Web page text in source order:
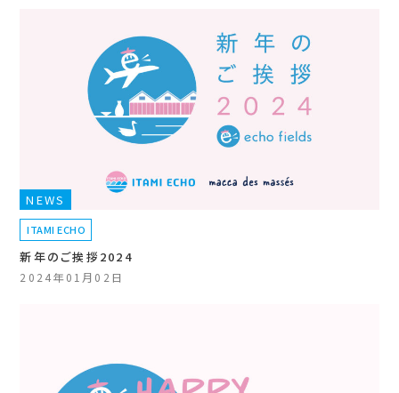
NEWS
ITAMI ECHO
新年のご挨拶2024
2024年01月02日